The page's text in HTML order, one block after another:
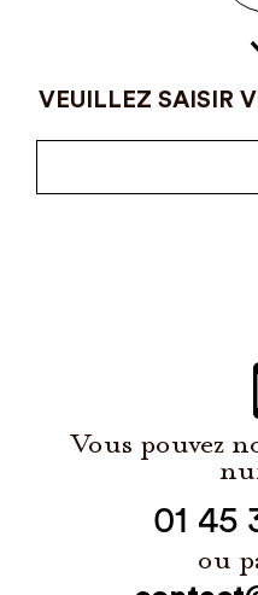
VEUILLEZ SAISIR
Vous pouvez
01 45
ou